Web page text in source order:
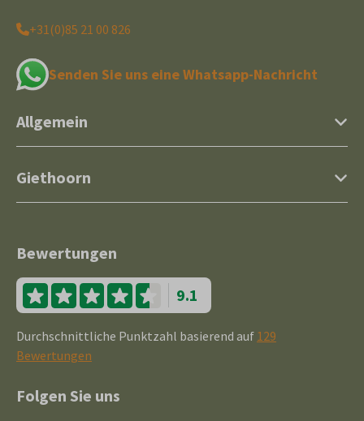
+31(0)85 21 00 826
Senden Sie uns eine Whatsapp-Nachricht
Allgemein
Giethoorn
Bewertungen
9.1
Durchschnittliche Punktzahl basierend auf 129
Bewertungen
Folgen Sie uns